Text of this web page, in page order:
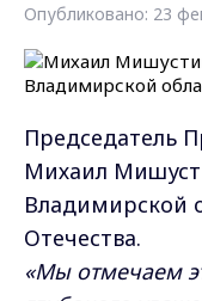
Опубликовано: 23
Председатель
Михаил
Владимирской
Отечества.
«Мы отмечаем